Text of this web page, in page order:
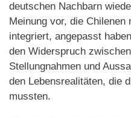
deutschen Nachbarn
Meinung vor, die
integriert, angepasst
den Widerspruch
Stellungnahmen und
den Lebensrealitäten, die
mussten.